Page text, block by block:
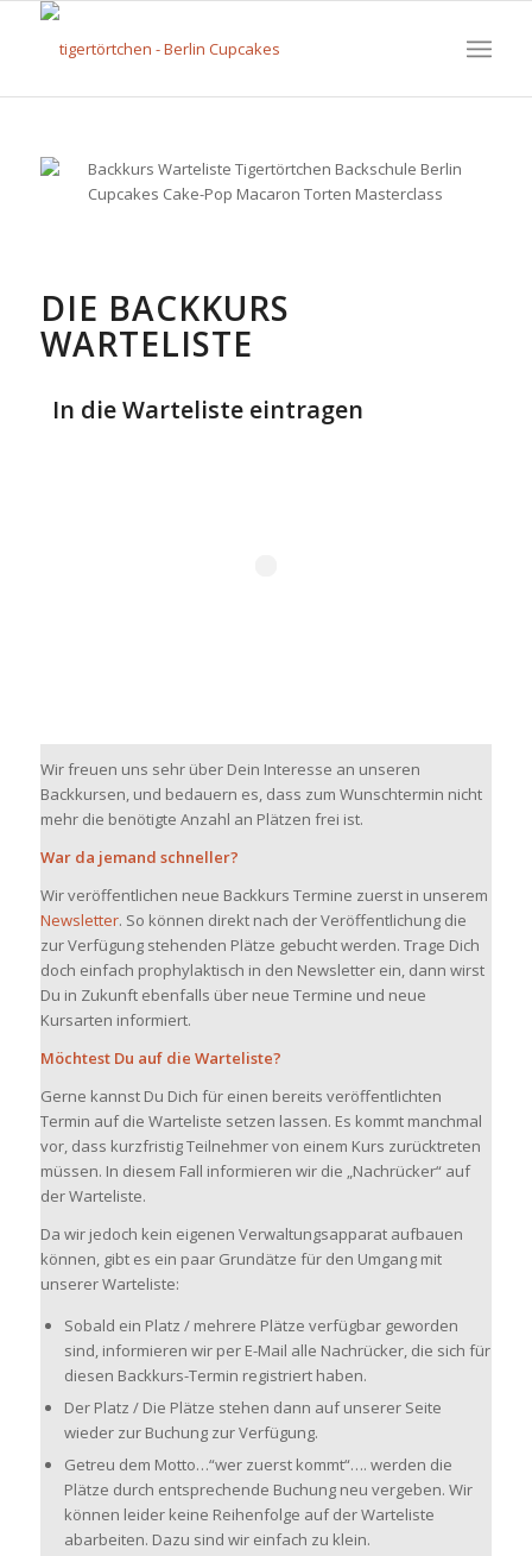
DIE BACKKURS
WARTELISTE
In die Warteliste eintragen
Wir freuen uns sehr über Dein Interesse an unseren
Backkursen, und bedauern es, dass zum Wunschtermin nicht
mehr die benötigte Anzahl an Plätzen frei ist.
War da jemand schneller?
Wir veröffentlichen neue Backkurs Termine zuerst in unserem
Newsletter. So können direkt nach der Veröffentlichung die
zur Verfügung stehenden Plätze gebucht werden. Trage Dich
doch einfach prophylaktisch in den Newsletter ein, dann wirst
Du in Zukunft ebenfalls über neue Termine und neue
Kursarten informiert.
Möchtest Du auf die Warteliste?
Gerne kannst Du Dich für einen bereits veröffentlichten
Termin auf die Warteliste setzen lassen. Es kommt manchmal
vor, dass kurzfristig Teilnehmer von einem Kurs zurücktreten
müssen. In diesem Fall informieren wir die „Nachrücker“ auf
der Warteliste.
Da wir jedoch kein eigenen Verwaltungsapparat aufbauen
können, gibt es ein paar Grundätze für den Umgang mit
unserer Warteliste:
Sobald ein Platz / mehrere Plätze verfügbar geworden
sind, informieren wir per E-Mail alle Nachrücker, die sich für
diesen Backkurs-Termin registriert haben.
Der Platz / Die Plätze stehen dann auf unserer Seite
wieder zur Buchung zur Verfügung.
Getreu dem Motto…“wer zuerst kommt“…. werden die
Plätze durch entsprechende Buchung neu vergeben. Wir
können leider keine Reihenfolge auf der Warteliste
abarbeiten. Dazu sind wir einfach zu klein.